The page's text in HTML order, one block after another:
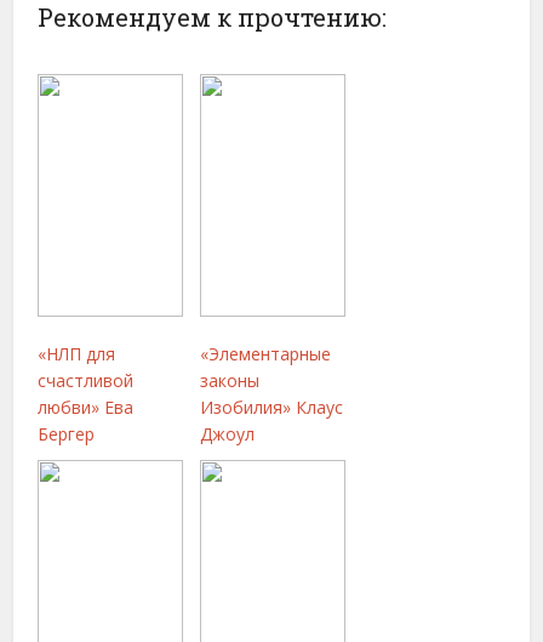
Рекомендуем к прочтению:
«НЛП для
счастливой
любви» Ева
Бергер
«Элементарные
законы
Изобилия» Клаус
Джоул